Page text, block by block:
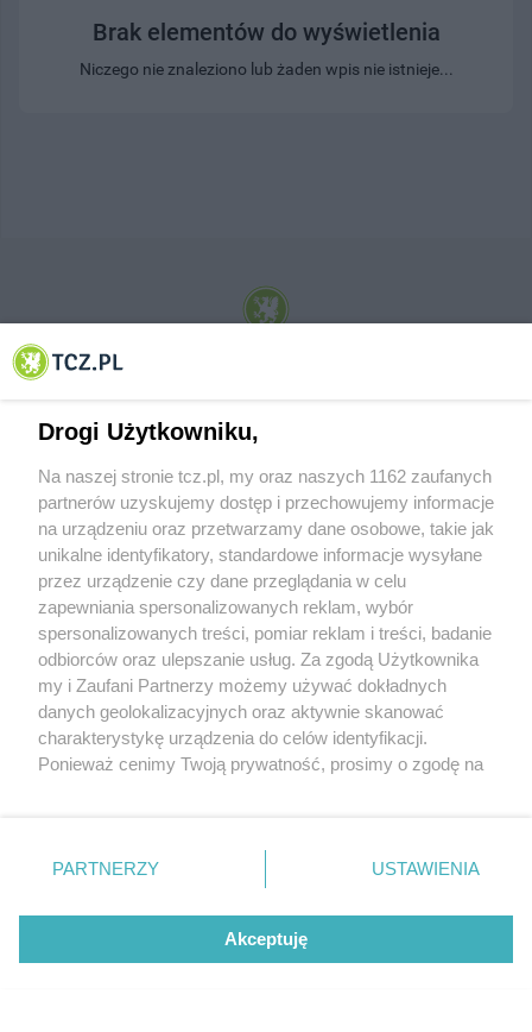
Brak elementów do wyświetlenia
Niczego nie znaleziono lub żaden wpis nie istnieje...
© 2001-2026 Tczew - TCZ.PL Sp. z o.o. Internetowy Serwis Informacyjny Miasta
O FIRMIE POLITYKA PRYWATNOŚCI HOSTING
REKLAMA WSPÓŁPRACA RSS FACEBOOK KONTAKT
Nasze serwisy
Aktualności
Tcz24
Historia miasta
Muzyka i kultura
Archiwum wydarzeń
Zdjęcia miasta
Drogi Użytkowniku,
Na naszej stronie tcz.pl, my oraz naszych 1162 zaufanych
partnerów uzyskujemy dostęp i przechowujemy informacje
na urządzeniu oraz przetwarzamy dane osobowe, takie jak
unikalne identyfikatory, standardowe informacje wysyłane
przez urządzenie czy dane przeglądania w celu
zapewniania spersonalizowanych reklam, wybór
spersonalizowanych treści, pomiar reklam i treści, badanie
odbiorców oraz ulepszanie usług. Za zgodą Użytkownika
my i Zaufani Partnerzy możemy używać dokładnych
danych geolokalizacyjnych oraz aktywnie skanować
charakterystykę urządzenia do celów identyfikacji.
Ponieważ cenimy Twoją prywatność, prosimy o zgodę na
znajdujący się w lewym dolnym rogu strony
. Niektóre
przetwarzaniu. Preferencje będą miały zastosowania tylko
PARTNERZY USTAWIENIA
Akceptuję